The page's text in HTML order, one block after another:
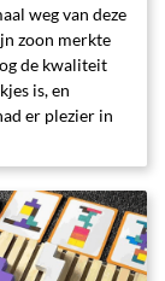
weg van deze
zoon merkte
de kwaliteit
is, en
er plezier in